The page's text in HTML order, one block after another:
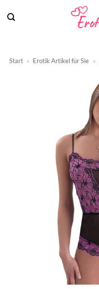
Inhalt
Start » Erotik Artikel für Sie »